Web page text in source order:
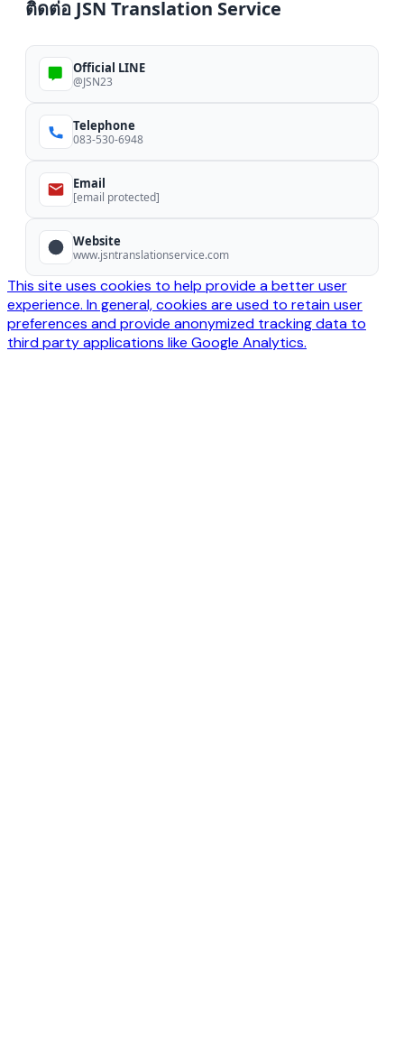
ติดต่อ JSN Translation Service
Official LINE
@JSN23
Telephone
083-530-6948
Email
[email protected]
Website
www.jsntranslationservice.com
This site uses cookies to help provide a better user
experience. In general, cookies are used to retain user
preferences and provide anonymized tracking data to
third party applications like Google Analytics.